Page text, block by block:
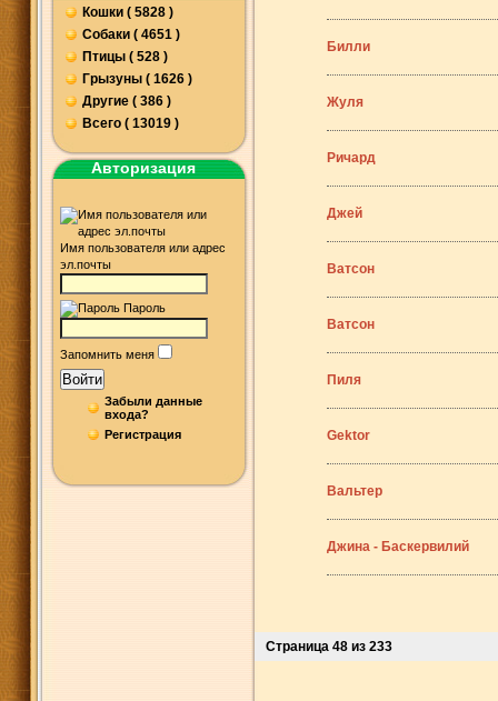
Кошки ( 5828 )
Собаки ( 4651 )
Птицы ( 528 )
Грызуны ( 1626 )
Другие ( 386 )
Всего ( 13019 )
Авторизация
Имя пользователя или адрес
эл.почты
Пароль
Запомнить меня
Войти
Забыли данные
входа?
Регистрация
Билли
Жуля
Ричард
Джей
Ватсон
Ватсон
Пиля
Gektor
Вальтер
Джина - Баскервилий
Страница 48 из 233